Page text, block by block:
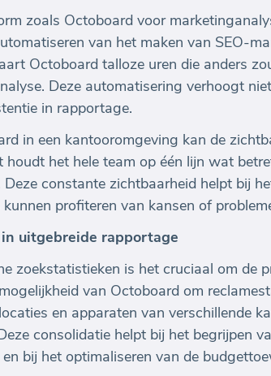
zoals Octoboard voor
van het maken van SEO-
Octoboard talloze uren die anders
Deze automatisering verhoogt
in rapportage.
in een kantooromgeving kan de
houdt het hele team op één lijn wat
constante zichtbaarheid helpt bij
profiteren van kansen of
uitgebreide rapportage
zoekstatistieken is het cruciaal om de
van Octoboard om
en apparaten van verschillende
consolidatie helpt bij het begrijpen
bij het optimaliseren van de